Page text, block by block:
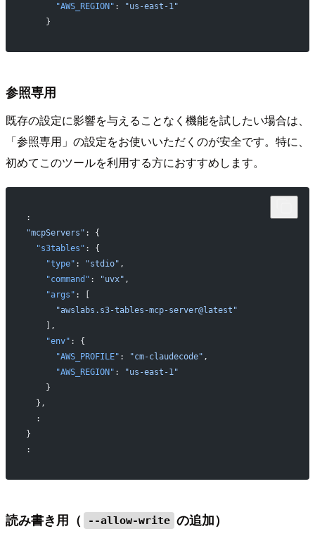
      "AWS_REGION"
:
"us-east-1"
    }
参照専用
既存の設定に影響を与えることなく機能を試したい場合は、
「参照専用」の設定をお使いいただくのが安全です。特に、
初めてこのツールを利用する方におすすめします。
:
"mcpServers" : {
  "s3tables"
: {
    "type"
: "stdio" ,
    "command"
: "uvx" ,
    "args"
: [
      "awslabs.s3-tables-mcp-server@latest"
    ],
    "env"
: {
      "AWS_PROFILE"
: "cm-claudecode" ,
      "AWS_REGION"
:
"us-east-1"
    }
  },
  :
}
:
読み書き用（ --allow-write の追加）